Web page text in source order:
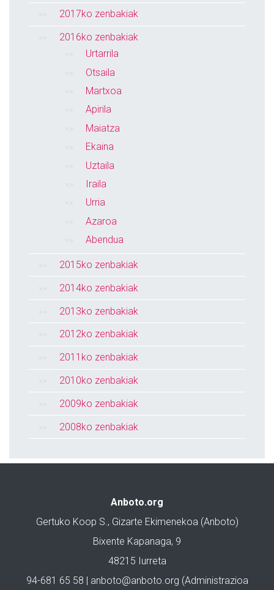
2017ko zenbakiak
2016ko zenbakiak
Urtarrila
Otsaila
Martxoa
Apirila
Maiatza
Ekaina
Uztaila
Iraila
Urria
Azaroa
Abendua
2015ko zenbakiak
2014ko zenbakiak
2013ko zenbakiak
2012ko zenbakiak
2011ko zenbakiak
2010ko zenbakiak
2009ko zenbakiak
2008ko zenbakiak
Anboto.org
Gertuko Koop S., Gizarte Ekimenekoa (Anboto)
Bixente Kapanaga, 9
48215 Iurreta
94-681 65 58 | anboto@anboto.org (Administrazioa